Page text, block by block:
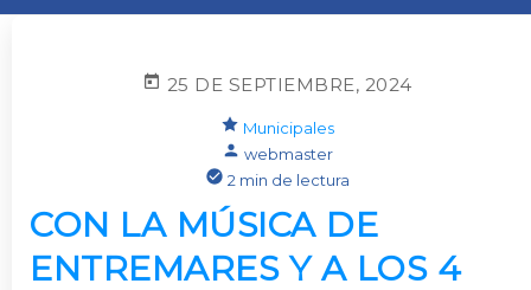
25 DE SEPTIEMBRE, 2024
Municipales
webmaster
2 min de lectura
CON LA MÚSICA DE
ENTREMARES Y A LOS 4